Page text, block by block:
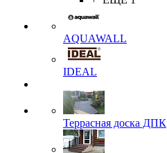
AQUAWALL
IDEAL
Террасная доска ДПК